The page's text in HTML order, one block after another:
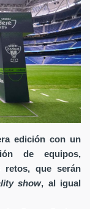
edición con un
de equipos,
retos, que serán
show, al igual